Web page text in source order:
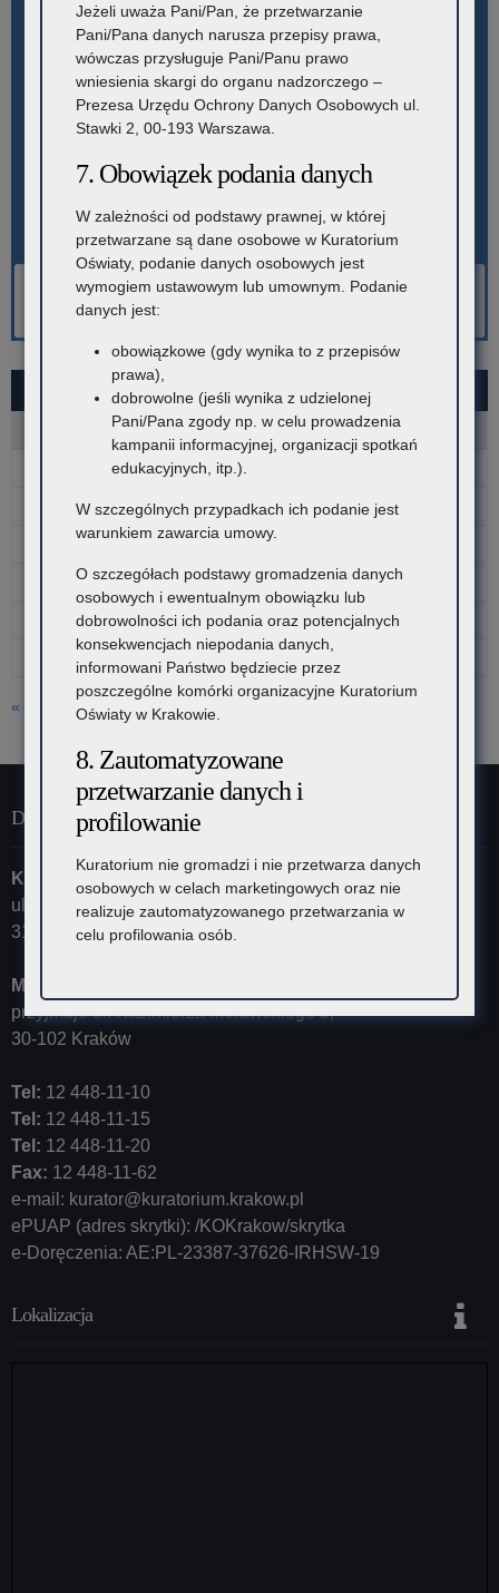
SIERPIEŃ 2026
W Ś C P S
4 5 6 7 8
11 12 13
18 19 20 21 22
25 26 27 28 29
« lip
Dane kontaktowe
Kuratorium Oświaty w Krakowie
ul. Szlak 73
31-153 Kraków
Małopolski Kurator Oświaty
przyjmuje ul. Kazimierza Morawskiego 5,
30-102 Kraków
Tel: 12 448-11-10
Tel: 12 448-11-15
Tel: 12 448-11-20
Fax: 12 448-11-62
e-mail: kurator@kuratorium.krakow.pl
ePUAP (adres skrytki): /KOKrakow/skrytka
e-Doręczenia: AE:PL-23387-37626-IRHSW-19
Lokalizacja
Jeżeli uważa Pani/Pan, że przetwarzanie
Pani/Pana danych narusza przepisy prawa,
wówczas przysługuje Pani/Panu prawo
wniesienia skargi do organu nadzorczego –
Prezesa Urzędu Ochrony Danych Osobowych ul.
Stawki 2, 00-193 Warszawa.
7. Obowiązek podania danych
W zależności od podstawy prawnej, w której
przetwarzane są dane osobowe w Kuratorium
Oświaty, podanie danych osobowych jest
wymogiem ustawowym lub umownym. Podanie
danych jest:
obowiązkowe (gdy wynika to z przepisów
prawa),
dobrowolne (jeśli wynika z udzielonej
Pani/Pana zgody np. w celu prowadzenia
kampanii informacyjnej, organizacji spotkań
edukacyjnych, itp.).
W szczególnych przypadkach ich podanie jest
warunkiem zawarcia umowy.
O szczegółach podstawy gromadzenia danych
osobowych i ewentualnym obowiązku lub
dobrowolności ich podania oraz potencjalnych
konsekwencjach niepodania danych,
informowani Państwo będziecie przez
poszczególne komórki organizacyjne Kuratorium
Oświaty w Krakowie.
8. Zautomatyzowane
przetwarzanie danych i
profilowanie
Kuratorium nie gromadzi i nie przetwarza danych
osobowych w celach marketingowych oraz nie
realizuje zautomatyzowanego przetwarzania w
celu profilowania osób.